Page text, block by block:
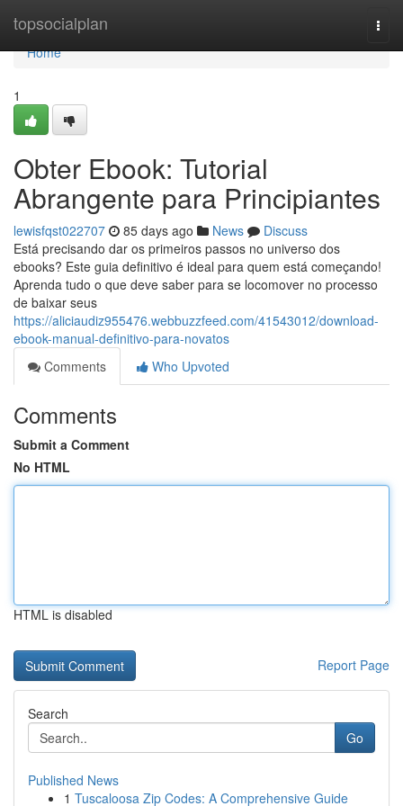
topsocialplan
Home
Home
1
Obter Ebook: Tutorial
Abrangente para Principiantes
lewisfqst022707 85 days ago News
Discuss
Está precisando dar os primeiros passos no universo dos
ebooks? Este guia definitivo é ideal para quem está começando!
Aprenda tudo o que deve saber para se locomover no processo
de baixar seus
https://aliciaudiz955476.webbuzzfeed.com/41543012/download-
ebook-manual-definitivo-para-novatos
Comments
Who Upvoted
Comments
Submit a Comment
No HTML
HTML is disabled
Report Page
Search
Go
Published News
1 Tuscaloosa Zip Codes: A Comprehensive Guide